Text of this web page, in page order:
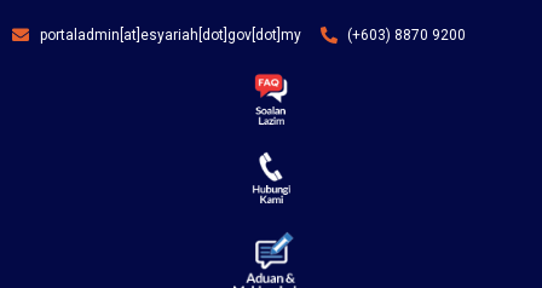
portaladmin[at]esyariah[dot]gov[dot]my (+603) 8870 9200